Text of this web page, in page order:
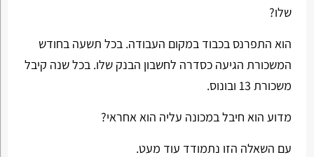
שלו?
הוא התפרנס בכבוד במקום העבודה. בכל תשעה בחודש
המשכורת הגיעה כסדרה לחשבון הבנק שלו. בכל שנה קיבל
משכורת 13 ובונוס.
מדוע הוא חיבל במכונה עליה הוא אחראי?
עם השאלה הזו נתמודד עוד מעט.